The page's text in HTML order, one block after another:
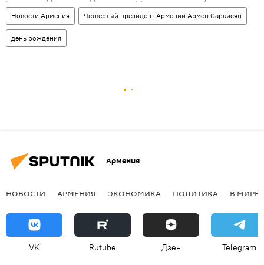
Новости Армения Четвертый президент Армении Армен Саркисян
день рождения
Армения
НОВОСТИ АРМЕНИЯ ЭКОНОМИКА ПОЛИТИКА В МИРЕ
VK Rutube Дзен Telegram